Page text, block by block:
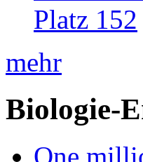
Platz 152
mehr
Biologie-